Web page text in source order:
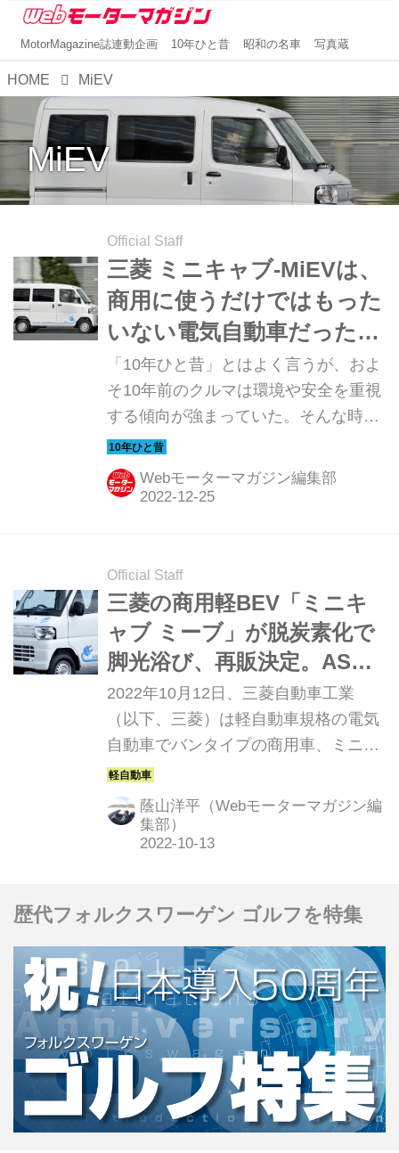
MotorMagazine誌連動企画 10年ひと昔 昭和の名車 写真蔵
HOME MiEV
MiEV
Official Staff
三菱 ミニキャブ-MiEVは、
商用に使うだけではもった
いない電気自動車だった
【10年ひと昔の新車】
「10年ひと昔」とはよく言うが、およ
そ10年前のクルマは環境や安全を重視
する傾向が強まっていた。そんな時代
のニューモデル試乗記を当時の記事と
写真で紹介していこう。今回は、三菱
ミニキャブ-MiEV だ。
Webモーターマガジン編集部
Official Staff
三菱の商用軽BEV「ミニキ
ャブ ミーブ」が脱炭素化で
脚光浴び、再販決定。ASC
やオートライト搭載など一
部改良も
2022年10月12日、三菱自動車工業
（以下、三菱）は軽自動車規格の電気
自動車でバンタイプの商用車、ミニキ
ャブ ミーブ（MINICAB MiEV）の販売
を2022年11月24日に再開することを
発表した。
蔭山洋平（Webモーターマガジン編
集部）
歴代フォルクスワーゲン ゴルフを特集